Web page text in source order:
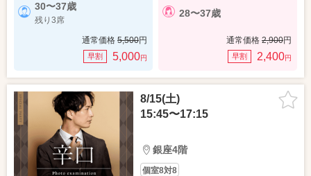
30〜37歳
残り3席
通常価格 5,500円
早割 5,000円
28〜37歳
通常価格 2,900円
早割 2,400円
8/15(土)
15:45〜17:15
銀座4階
個室8対8